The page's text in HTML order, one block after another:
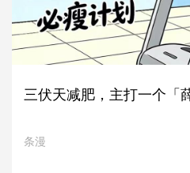
三伏天减肥，主打一个「
条漫